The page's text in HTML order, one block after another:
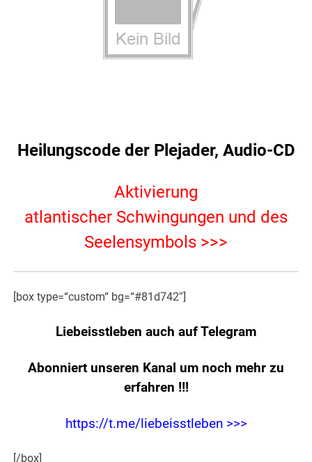
Heilungscode der Plejader, Audio-CD
Aktivierung
atlantischer Schwingungen und des
Seelensymbols >>>
[box type=“custom“ bg=“#81d742″]
Liebeisstleben auch auf Telegram
Abonniert unseren Kanal um noch mehr zu
erfahren !!!
https://t.me/liebeisstleben >>>
[/box]